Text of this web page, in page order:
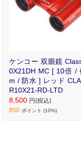
ケンコー 双眼鏡
0X21DH MC [ 10倍 /
m / 防水 ] レッド
R10X21-RD-LTD
8,500 円(税込)
850 ポイント (10%)